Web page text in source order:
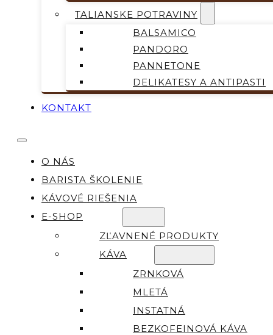
TALIANSKE POTRAVINY
BALSAMICO
PANDORO
PANNETONE
DELIKATESY A ANTIPASTI
KONTAKT
O NÁS
BARISTA ŠKOLENIE
KÁVOVÉ RIEŠENIA
E-SHOP
ZĽAVNENÉ PRODUKTY
KÁVA
ZRNKOVÁ
MLETÁ
INSTATNÁ
BEZKOFEINOVÁ KÁVA